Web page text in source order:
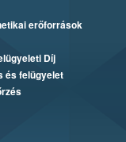
erőforrások
Díj
és felügyelet